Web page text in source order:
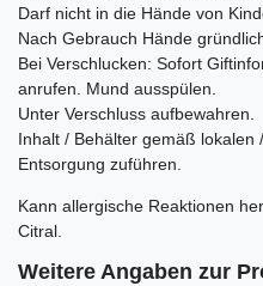
Darf nicht in die Hände von
Nach Gebrauch Hände
Bei Verschlucken: Sofort
anrufen. Mund ausspülen.
Unter Verschluss aufbewahren.
Inhalt / Behälter gemäß lokalen
Entsorgung zuführen.
Kann allergische Reaktionen
Citral.
Weitere Angaben zur